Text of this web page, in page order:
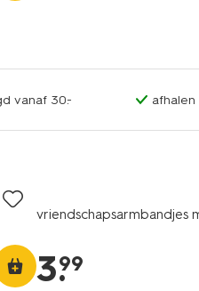
vanaf 30.- afhalen
vriendschapsarmbandjes
3.
99